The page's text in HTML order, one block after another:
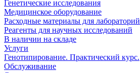
Генетические исследования
Медицинское оборудование
Расходные материалы для лабораторий
Реагенты для научных исследований
В наличии на складе
Услуги
Генотипирование. Практический курс.
Обслуживание